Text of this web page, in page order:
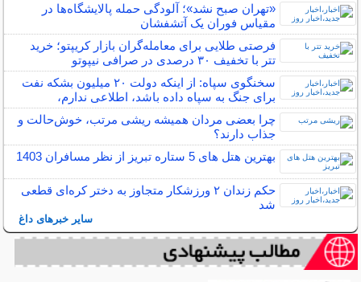
«تهران صبح نشد»؛ آلودگی حمله پالایشگاه‌ها در
مقیاس فوران یک آتشفشان
فرصتی طلایی برای معامله‌گران بازار کریپتو؛ خرید
تتر با تخفیف ۳۰ درصدی در صرافی نیپوتو
سخنگوی سپاه: از اینکه دولت ۲۰ میلیون بشکه نفت
برای جنگ به سپاه داده باشد، اطلاعی ندارم،
چرا بعضی مردان همیشه ریشی مرتب، خوش‌حالت و
جذاب دارند؟
بهترین هتل های 5 ستاره تبریز از نظر مسافران 1403
حکم زندان ۲ ورزشکار متجاوز به دختر کره‌ای قطعی
شد
سایر خبرهای داغ